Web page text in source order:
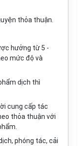
thỏa thuận.
hưởng từ 5 -
mức độ và
dịch thì
cung cấp tác
thỏa thuận với
phóng tác, cải